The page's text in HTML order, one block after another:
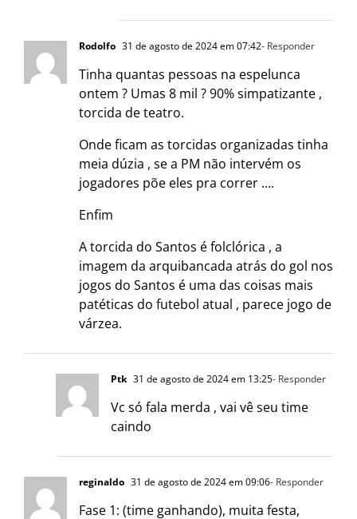
Rodolfo 31 de agosto de 2024 em 07:42- Responder
Tinha quantas pessoas na espelunca
ontem ? Umas 8 mil ? 90% simpatizante ,
torcida de teatro.
Onde ficam as torcidas organizadas tinha
meia dúzia , se a PM não intervém os
jogadores põe eles pra correr ….
Enfim
A torcida do Santos é folclórica , a
imagem da arquibancada atrás do gol nos
jogos do Santos é uma das coisas mais
patéticas do futebol atual , parece jogo de
várzea.
Ptk 31 de agosto de 2024 em 13:25- Responder
Vc só fala merda , vai vê seu time
caindo
reginaldo 31 de agosto de 2024 em 09:06- Responder
Fase 1: (time ganhando), muita festa,